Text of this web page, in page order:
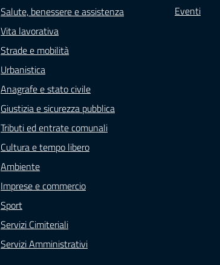
Salute, benessere e assistenza
Vita lavorativa
Strade e mobilità
Urbanistica
Anagrafe e stato civile
Giustizia e sicurezza pubblica
Tributi ed entrate comunali
Cultura e tempo libero
Ambiente
Imprese e commercio
Sport
Servizi Cimiteriali
Servizi Amministrativi
Eventi